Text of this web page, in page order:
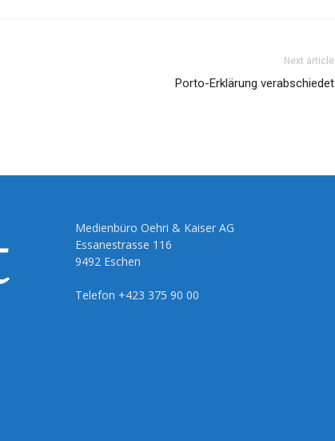
Next article
Porto-Erklärung verabschiedet
Medienbüro Oehri & Kaiser AG
Essanestrasse 116
9492 Eschen
Telefon +423 375 90 00